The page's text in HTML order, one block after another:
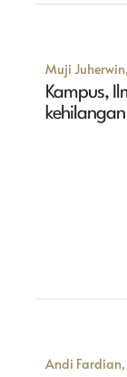
Muji
Kampus,
Andi